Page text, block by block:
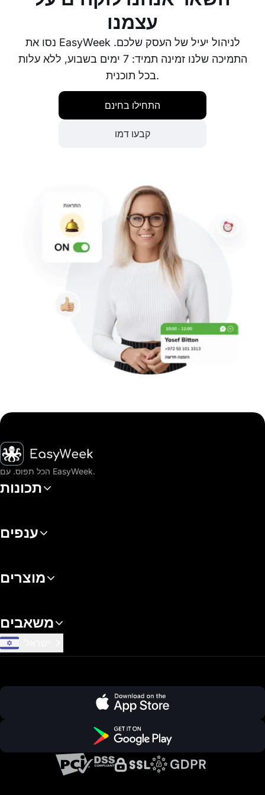
עצמנו
נסו את EasyWeek לניהול יעיל של העסק שלכם.
התמיכה שלנו זמינה תמיד: 7 ימים בשבוע, ללא עלות
בכל תוכנית.
התחילו בחינם
קבעו דמו
דף הבית
הכל תפוס. עם EasyWeek.
תכונות
ענפים
מוצרים
משאבים